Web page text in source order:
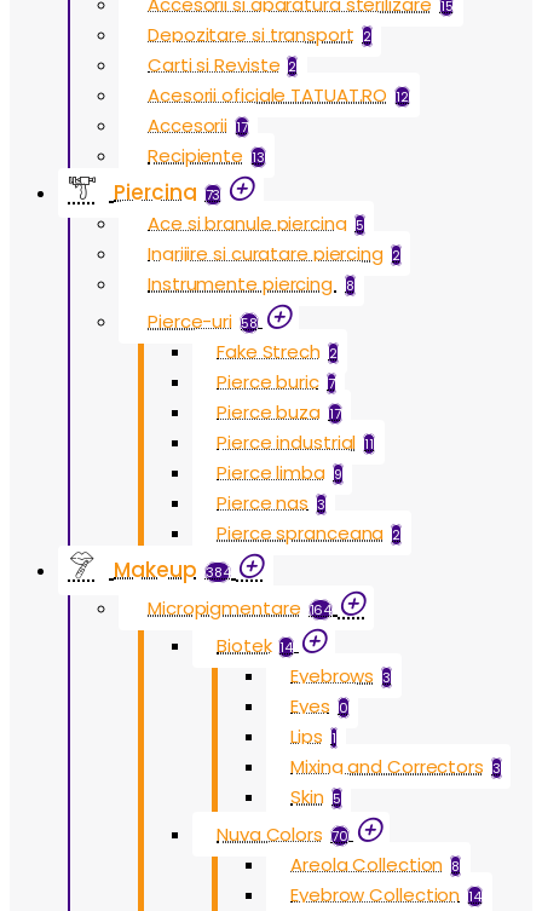
15
Depozitare si transport 2
Carti si Reviste 2
Acesorii oficiale TATUAT.RO 12
Accesorii 17
Recipiente 13
Piercing 73
Ace si branule piercing 5
Ingrijire si curatare piercing 2
Instrumente piercing 8
Pierce-uri 58
Fake Strech 2
Pierce buric 7
Pierce buza 17
Pierce industrial 11
Pierce limba 9
Pierce nas 3
Pierce spranceana 2
Makeup 384
Micropigmentare 164
Biotek 14
Eyebrows 3
Eyes 0
Lips 1
Mixing and Correctors 3
Skin 5
Nuva Colors 70
Areola Collection 8
Eyebrow Collection 14